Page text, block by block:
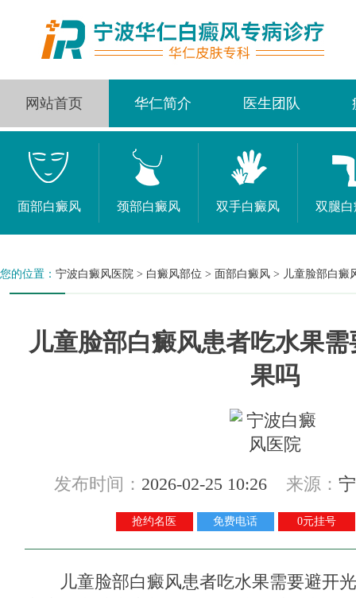
网站首页 华仁简介 医生团队
面部白癜风 颈部白癜风 双手白癜风 双腿
您的位置： 宁波白癜风医院 > 白癜风部位 > 面部白癜风 > 儿童脸部白癜
儿童脸部白癜风患者吃水果
果吗
发布时间： 2026-02-25 10:26 来源：
抢约名医 免费电话 0元挂号
儿童脸部白癜风患者吃水果需要避开光